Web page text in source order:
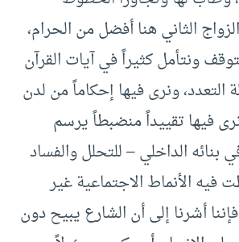
الثاني هنا أفضل من الحرام،
ونتأمل كثيراً في آيات القرآن
ونرى فيها إحكاماً من لدن
فيها تقييداً منضبطاً يرسم
بنائه الداخلي – للتحلل والفساد
فيه الأنماط الاجتماعية غير
أشرنا إلى أن الشارع يبيح دون